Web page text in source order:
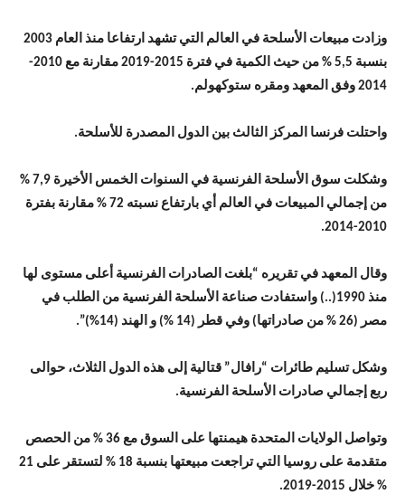
وزادت مبيعات الأسلحة في العالم التي تشهد ارتفاعا منذ العام 2003
بنسبة 5,5 % من حيث الكمية في فترة 2015-2019 مقارنة مع 2010-
2014 وفق المعهد ومقره ستوكهولم.
واحتلت فرنسا المركز الثالث بين الدول المصدرة للأسلحة.
وشكلت سوق الأسلحة الفرنسية في السنوات الخمس الأخيرة 7,9 %
من إجمالي المبيعات في العالم أي بارتفاع نسبته 72 % مقارنة بفترة
2010-2014.
وقال المعهد في تقريره “بلغت الصادرات الفرنسية أعلى مستوى لها
منذ 1990(..) واستفادت صناعة الأسلحة الفرنسية من الطلب في
مصر (26 % من صادراتها) وفي قطر (14 %) و الهند (14%)”.
وشكل تسليم طائرات “رافال” قتالية إلى هذه الدول الثلاث، حوالى
ربع إجمالي صادرات الأسلحة الفرنسية.
وتواصل الولايات المتحدة هيمنتها على السوق مع 36 % من الحصص
متقدمة على روسيا التي تراجعت مبيعتها بنسبة 18 % لتستقر على 21
% خلال 2015-2019.